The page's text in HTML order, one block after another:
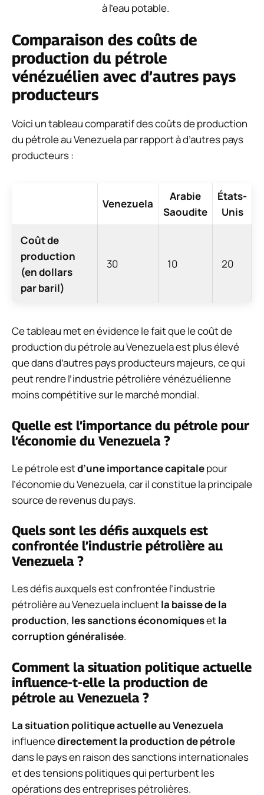
à l’eau potable.
Comparaison des coûts de
production du pétrole
vénézuélien avec d’autres pays
producteurs
Voici un tableau comparatif des coûts de production
du pétrole au Venezuela par rapport à d’autres pays
producteurs :
Venezuela
Arabie
Saoudite
États-
Unis
Coût de
production
(en dollars
par baril)
30 10 20
Ce tableau met en évidence le fait que le coût de
production du pétrole au Venezuela est plus élevé
que dans d’autres pays producteurs majeurs, ce qui
peut rendre l’industrie pétrolière vénézuélienne
moins compétitive sur le marché mondial.
Quelle est l’importance du pétrole pour
l’économie du Venezuela ?
Le pétrole estd’une importance capitalepour
l’économie du Venezuela, car il constitue la principale
source de revenus du pays.
Quels sont les défis auxquels est
confrontée l’industrie pétrolière au
Venezuela ?
Les défis auxquels est confrontée l’industrie
pétrolière au Venezuela incluentla baisse de la
production, les sanctions économiquesetla
corruption généralisée.
Comment la situation politique actuelle
influence-t-elle la production de
pétrole au Venezuela ?
La situation politique actuelle au Venezuela
influencedirectement la production de pétrole
dans le pays en raison des sanctions internationales
et des tensions politiques qui perturbent les
opérations des entreprises pétrolières.